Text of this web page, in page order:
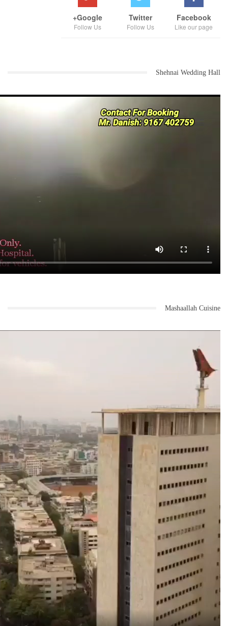
Facebook
Like our page
Twitter
Follow Us
Google+
Follow Us
Shehnai Wedding Hall
Mashaallah Cuisine